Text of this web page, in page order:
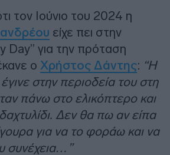
τον Ιούνιο του 2024 η
είχε πει στην
Day” για την πρόταση
ο Χρήστος Δάντης: “Η
στην περιοδεία του στη
πάνω στο ελικόπτερο και
Δεν θα πω αν είπα
για να το φοράω και να
συνέχεια…”